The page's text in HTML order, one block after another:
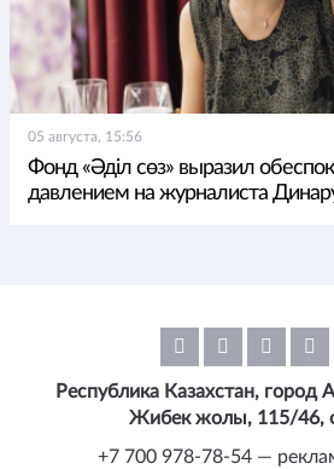
05 августа, 15:56
Фонд «Әділ сөз» выразил
давлением на журналиста
Республика Казахстан, город
Жибек жолы, 115/46,
+7 700 978-78-54 —